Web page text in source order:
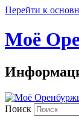
Перейти к
Моё
Поиск